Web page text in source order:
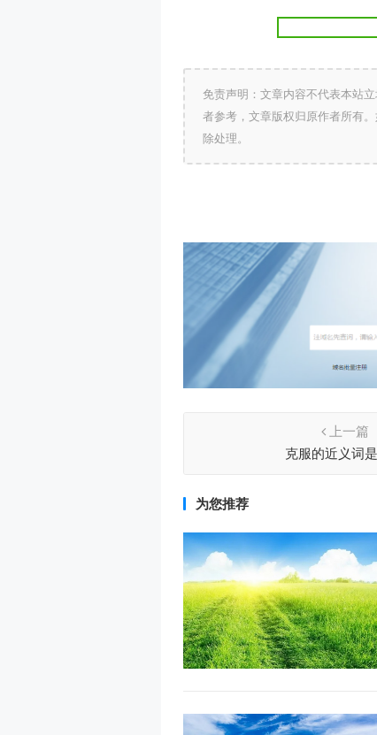
免责声明：文章内容不代表本站
者参考，文章版权归原作者所有
除处理。
上一篇
克服的近义词
为您推荐